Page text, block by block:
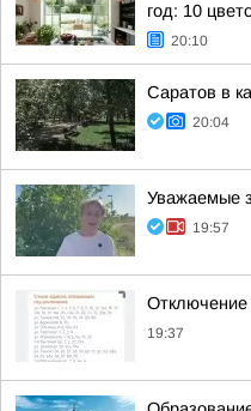
год: 10
20:10
Саратов в
20:04
Уважаемые
19:57
Отключение
19:37